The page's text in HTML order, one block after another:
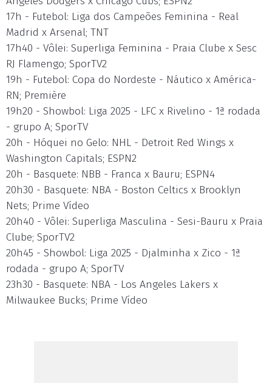
17h - Futebol: Liga dos Campeões Feminina - Real
Madrid x Arsenal; TNT
17h40 - Vôlei: Superliga Feminina - Praia Clube x Sesc
RJ Flamengo; SporTV2
19h - Futebol: Copa do Nordeste - Náutico x América-
RN; Première
19h20 - Showbol: Liga 2025 - LFC x Rivelino - 1ª rodada
- grupo A; SporTV
20h - Hóquei no Gelo: NHL - Detroit Red Wings x
Washington Capitals; ESPN2
20h - Basquete: NBB - Franca x Bauru; ESPN4
20h30 - Basquete: NBA - Boston Celtics x Brooklyn
Nets; Prime Vídeo
20h40 - Vôlei: Superliga Masculina - Sesi-Bauru x Praia
Clube; SporTV2
20h45 - Showbol: Liga 2025 - Djalminha x Zico - 1ª
rodada - grupo A; SporTV
23h30 - Basquete: NBA - Los Angeles Lakers x
Milwaukee Bucks; Prime Vídeo